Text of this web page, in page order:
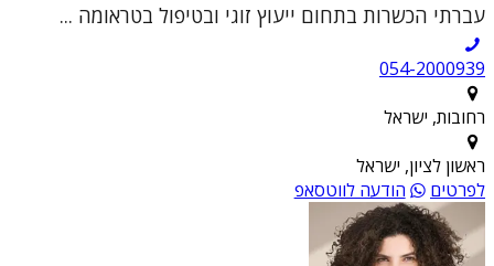
עברתי הכשרות בתחום ייעוץ זוגי ובטיפול בטראומה ...
054-2000939
רחובות, ישראל
ראשון לציון, ישראל
לפרטים
הודעה לווטסאפ